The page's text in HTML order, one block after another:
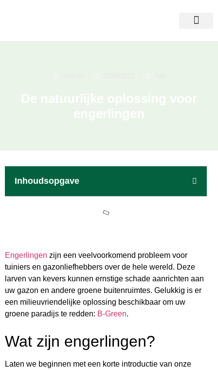
Inhoudsopgave
Engerlingen zijn een veelvoorkomend probleem voor
tuiniers en gazonliefhebbers over de hele wereld. Deze
larven van kevers kunnen ernstige schade aanrichten aan
uw gazon en andere groene buitenruimtes. Gelukkig is er
een milieuvriendelijke oplossing beschikbaar om uw
groene paradijs te redden: B-Green.
Wat zijn engerlingen?
Laten we beginnen met een korte introductie van onze